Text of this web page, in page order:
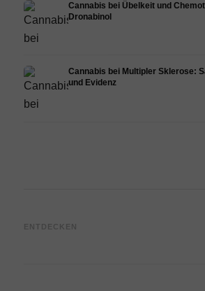
Cannabis bei Übelkeit und
Dronabinol
Cannabis bei Multipler Sklerose:
und Evidenz
ENTDECKEN
Epidiolex und der Stand der